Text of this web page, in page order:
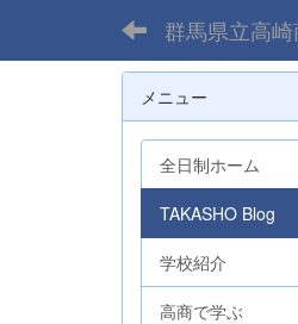
群馬県立高
メニュー
全日制ホーム
TAKASHO Blog
学校紹介
高商で学ぶ